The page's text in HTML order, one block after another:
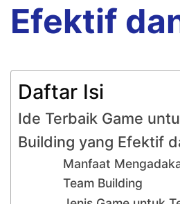
Efektif
Daftar Isi
Ide Terbaik Game
Building yang Efektif
Manfaat
Team Building